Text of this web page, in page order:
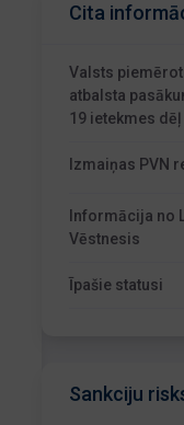
Cita
Valsts
atbalsta
19 ietekmes dēļ
Izmaiņas PVN
Informācija no
Vēstnesis
Īpašie statusi
Sankciju